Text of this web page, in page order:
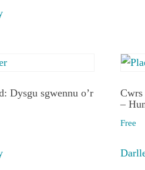
Dysgu sgwennu o’r
–
Free